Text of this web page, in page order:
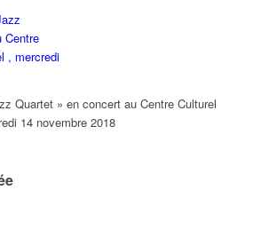
Quartet » en concert au Centre Culturel
14 novembre 2018